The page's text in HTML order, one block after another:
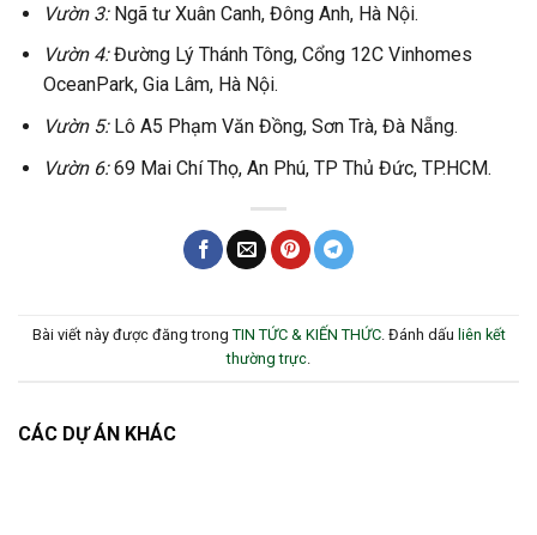
Vườn 3:Ngã tư Xuân Canh, Đông Anh, Hà Nội.
Vườn 4:Đường Lý Thánh Tông, Cổng 12C Vinhomes
OceanPark, Gia Lâm, Hà Nội.
Vườn 5:Lô A5 Phạm Văn Đồng, Sơn Trà, Đà Nẵng.
Vườn 6:69 Mai Chí Thọ, An Phú, TP Thủ Đức, TP.HCM.
Bài viết này được đăng trong TIN TỨC & KIẾN THỨC. Đánh dấu liên kết
thường trực
CÁC DỰ ÁN KHÁC